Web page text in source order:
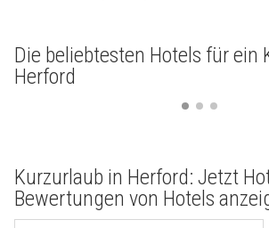
Die beliebtesten Hotels für ein
Herford
Kurzurlaub in Herford: Jetzt
Bewertungen von Hotels